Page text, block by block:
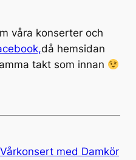
våra konserter och
då hemsidan
takt som innan
Vårkonsert med Damkör